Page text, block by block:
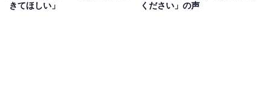
きてほしい」
ください」の声